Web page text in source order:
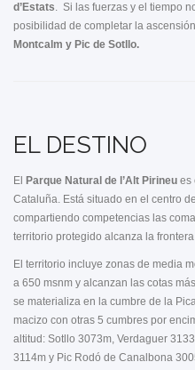
d’Estats. Si las fuerzas y el tiempo
posibilidad de completar la
Montcalm y Pic de Sotllo.
EL DESTINO
El Parque Natural de l’Alt Pirineu es
Cataluña. Está situado en el centro
compartiendo competencias las
territorio protegido alcanza la
El territorio incluye zonas de media
a 650 msnm y alcanzan las cotas
se materializa en la cumbre de la
macizo con otras 5 cumbres por
altitud: Sotllo 3073m, Verdaguer
3114m y Pic Rodó de Canalbona